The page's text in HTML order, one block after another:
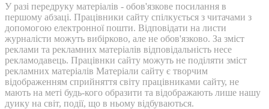
У разі передруку матеріалів - обов'язкове посилання в
першому абзаці. Працівники сайту спілкується з читачами з
допомогою електронної пошти. Відповідати на листи
журналісти можуть вибірково, але не обов'язково. За зміст
реклами та рекламних матеріалів відповідальність несе
рекламодавець. Працівнки сайту можуть не поділяти зміст
рекламних матеріалів Матеріали сайту є творчим
відображенням сприйняття світу працівниками сайту, не
мають на меті будь-кого образити та відображають лише нашу
дуику на світ, події, що в ньому відбуваються.